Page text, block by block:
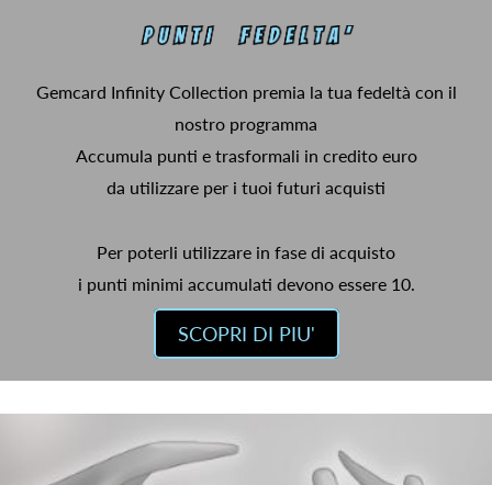
Gemcard Infinity Collection premia la tua fedeltà con il
nostro programma
Accumula punti e trasformali in credito euro
da utilizzare per i tuoi futuri acquisti
Per poterli utilizzare in fase di acquisto
i punti minimi accumulati devono essere 10.
SCOPRI DI PIU'